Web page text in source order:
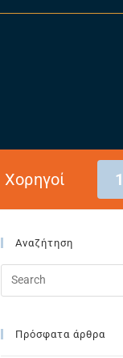
Χορηγοί
Αναζήτηση
Πρόσφατα άρθρα